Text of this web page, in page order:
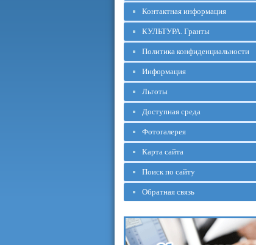
Контактная информация
КУЛЬТУРА. Гранты
Политика конфиденциальности
Информация
Льготы
Доступная среда
Фотогалерея
Карта сайта
Поиск по сайту
Обратная связь